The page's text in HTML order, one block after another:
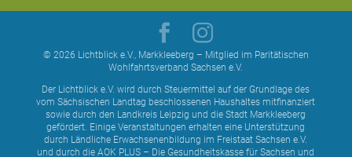
© 2026 Lichtblick e.V., Markkleeberg – Mitglied im Paritätischen
Wohlfahrtsverband Sachsen e.V.
Der Lichtblick e.V. wird durch Steuermittel auf der Grundlage des
vom Sächsischen Landtag beschlossenen Haushaltes mitfinanziert
sowie durch den Landkreis Leipzig und die Stadt Markkleeberg
gefördert. Einige Veranstaltungen erhalten eine Unterstützung
durch Ländliche Erwachsenenbildung im Freistaat Sachsen e.V.
und durch die AOK PLUS – Die Gesundheitskasse für Sachsen und